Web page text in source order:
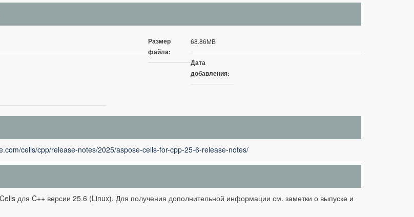
Размер
файла:
68.86MB
Дата
добавления:
cells/cpp/release-notes/2025/aspose-cells-for-cpp-25-6-release-notes/
для C++ версии 25.6 (Linux). Для получения дополнительной информации см. заметки о выпуске и